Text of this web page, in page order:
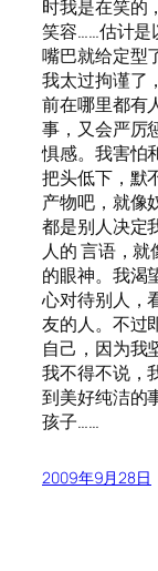
时我是在笑的
笑容……估计是
嘴巴就给定型
我太过拘谨了
前在哪里都有
事，又会严厉
惧感。我害怕
把头低下，默
产物吧，就像
都是别人决定
人的 言语，
的眼神。我渴
心对待别人，
友的人。不过
自己，因为我
我不得不说，
到美好纯洁的
孩子……
2009年9月28日